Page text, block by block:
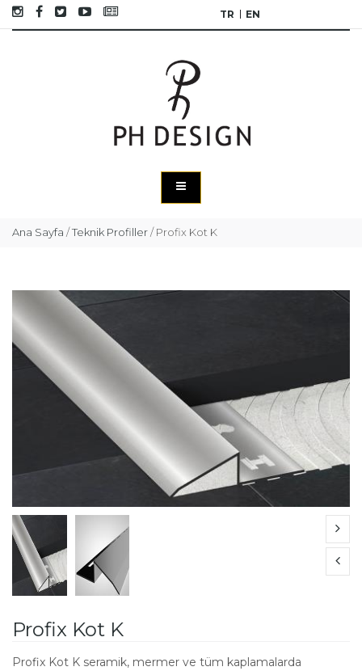
TR EN
Ana Sayfa /Teknik Profiller/Profix Kot K
Profix Kot K
Profix Kot K seramik, mermer ve tüm kaplamalarda